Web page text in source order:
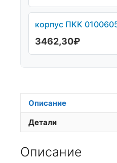
корпус ПКК
3462,30₽
Описание
Детали
Описание